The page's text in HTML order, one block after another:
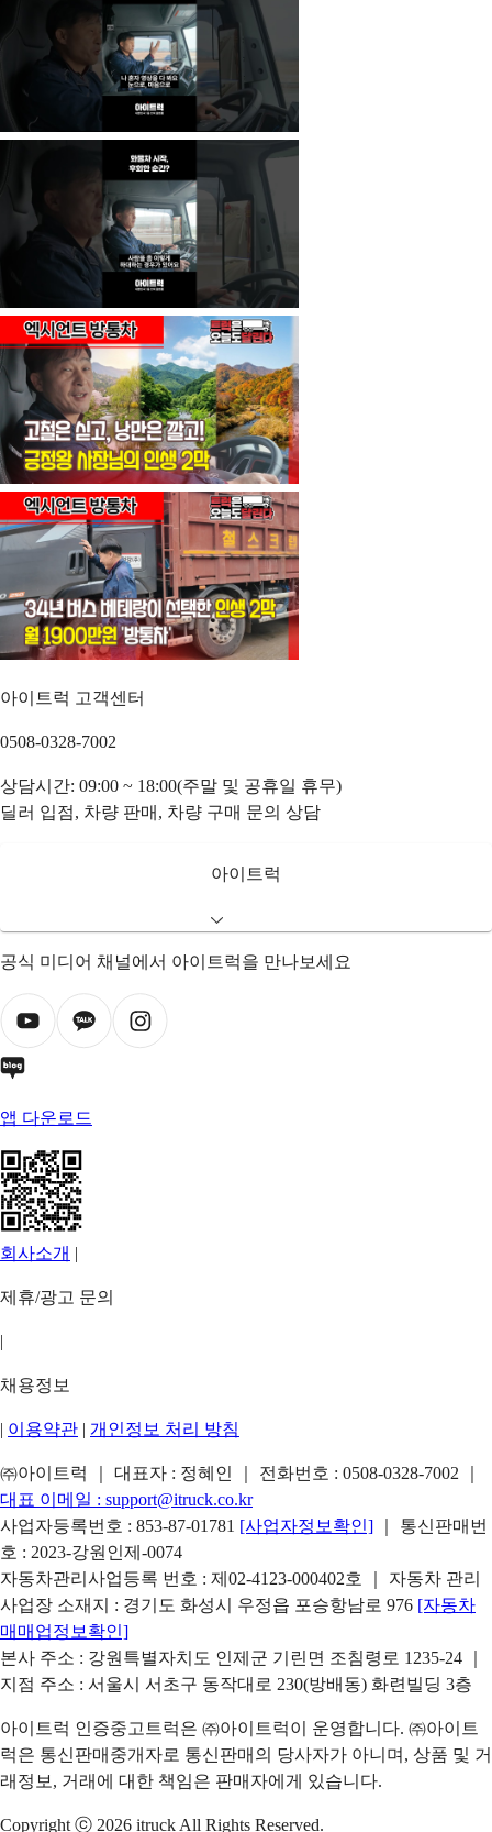
아이트럭 고객센터
0508-0328-7002
상담시간: 09:00 ~ 18:00(주말 및 공휴일 휴무)
딜러 입점, 차량 판매, 차량 구매 문의 상담
아이트럭
공식 미디어 채널에서 아이트럭을 만나보세요
앱 다운로드
회사소개 |
제휴/광고 문의
|
채용정보
| 이용약관 | 개인정보 처리 방침
㈜아이트럭 ｜ 대표자 : 정혜인 ｜ 전화번호 : 0508-0328-7002
대표 이메일 : support@itruck.co.kr
사업자등록번호 : 853-87-01781 [사업자정보확인]
｜ 통신판매번
호 : 2023-강원인제-0074
자동차관리사업등록 번호 : 제02-4123-000402호 ｜ 자동차 관리
사업장 소재지 : 경기도 화성시 우정읍 포승항남로 976 [자동차
매매업정보확인]
본사 주소 : 강원특별자치도 인제군 기린면 조침령로 1235-24 ｜
지점 주소 : 서울시 서초구 동작대로 230(방배동) 화련빌딩 3층
아이트럭 인증중고트럭은 ㈜아이트럭이 운영합니다. ㈜아이트
럭은 통신판매중개자로 통신판매의 당사자가 아니며, 상품 및 거
래정보, 거래에 대한 책임은 판매자에게 있습니다.
Copyright ⓒ 2026 itruck All Rights Reserved.